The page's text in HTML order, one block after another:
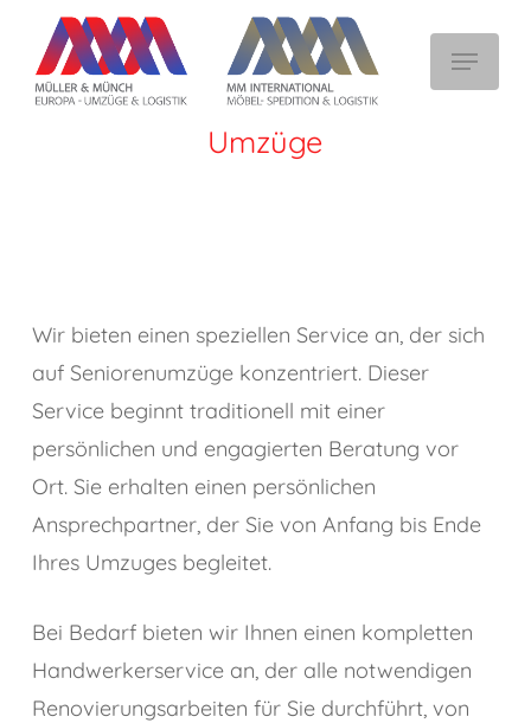
main
Menu
Umzüge
Wir bieten einen speziellen Service an, der sich
auf Seniorenumzüge konzentriert. Dieser
Service beginnt traditionell mit einer
persönlichen und engagierten Beratung vor
Ort. Sie erhalten einen persönlichen
Ansprechpartner, der Sie von Anfang bis Ende
Ihres Umzuges begleitet.
Bei Bedarf bieten wir Ihnen einen kompletten
Handwerkerservice an, der alle notwendigen
Renovierungsarbeiten für Sie durchführt, von